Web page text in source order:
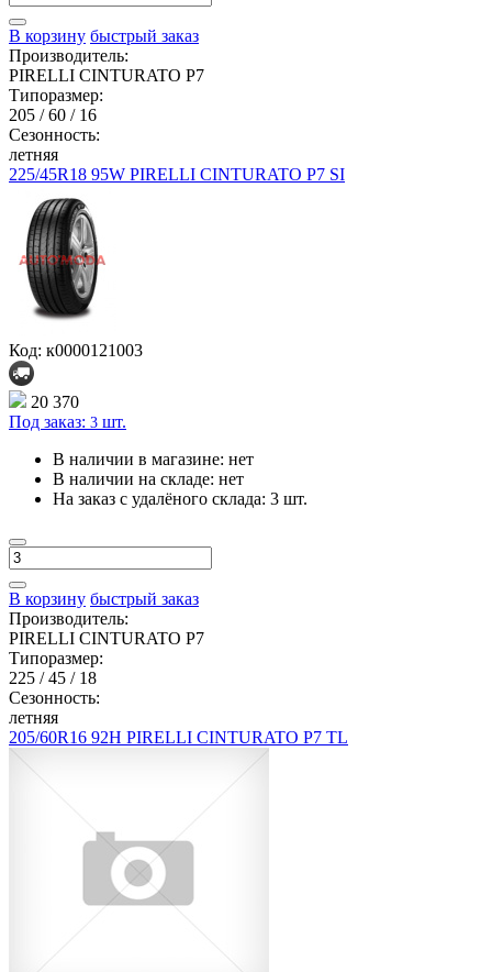
В корзину быстрый заказ
Производитель:
PIRELLI CINTURATO P7
Типоразмер:
205 / 60 / 16
Сезонность:
летняя
225/45R18 95W PIRELLI CINTURATO P7 SI
Код: к0000121003
20 370
Под заказ: 3 шт.
В наличии в магазине: нет
В наличии на складе: нет
На заказ с удалёного склада: 3 шт.
В корзину быстрый заказ
Производитель:
PIRELLI CINTURATO P7
Типоразмер:
225 / 45 / 18
Сезонность:
летняя
205/60R16 92H PIRELLI CINTURATO P7 TL